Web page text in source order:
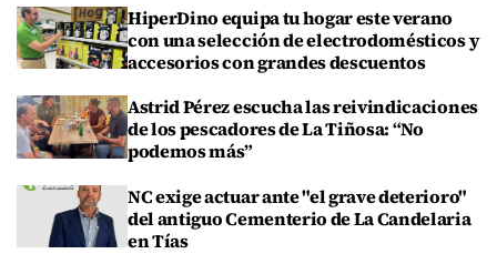
HiperDino equipa tu hogar este verano
con una selección de electrodomésticos y
accesorios con grandes descuentos
Astrid Pérez escucha las reivindicaciones
de los pescadores de La Tiñosa: “No
podemos más”
NC exige actuar ante "el grave deterioro"
del antiguo Cementerio de La Candelaria
en Tías